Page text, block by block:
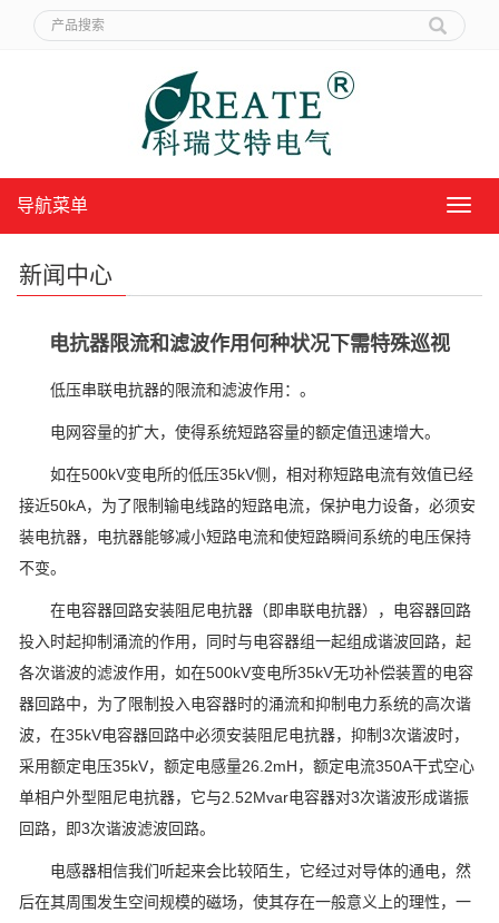
导
导航菜单
新闻中心
电抗器限流和滤波作用何种状况下需特殊巡视
低压串联电抗器的限流和滤波作用：。
电网容量的扩大，使得系统短路容量的额定值迅速增大。
如在500kV变电所的低压35kV侧，相对称短路电流有效值已经
接近50kA，为了限制输电线路的短路电流，保护电力设备，必须安
装电抗器，电抗器能够减小短路电流和使短路瞬间系统的电压保持
不变。
在电容器回路安装阻尼电抗器（即串联电抗器），电容器回路
投入时起抑制涌流的作用，同时与电容器组一起组成谐波回路，起
各次谐波的滤波作用，如在500kV变电所35kV无功补偿装置的电容
器回路中，为了限制投入电容器时的涌流和抑制电力系统的高次谐
波，在35kV电容器回路中必须安装阻尼电抗器，抑制3次谐波时，
采用额定电压35kV，额定电感量26.2mH，额定电流350A干式空心
单相户外型阻尼电抗器，它与2.52Mvar电容器对3次谐波形成谐振
回路，即3次谐波滤波回路。
电感器相信我们听起来会比较陌生，它经过对导体的通电，然
后在其周围发生空间规模的磁场，使其存在一般意义上的理性，一